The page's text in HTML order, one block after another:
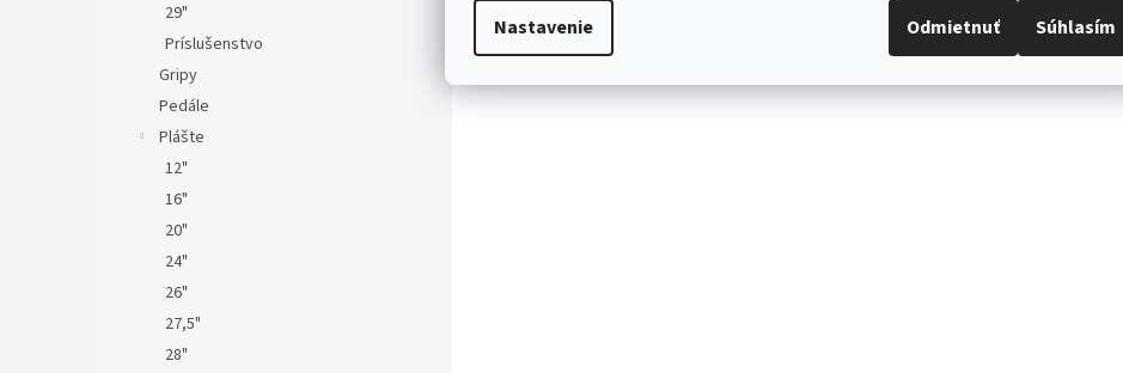
Nastavenie Odmietnuť Súhlasím
29"
Príslušenstvo
Gripy
Pedále
Plášte
12"
16"
20"
24"
26"
27,5"
28"